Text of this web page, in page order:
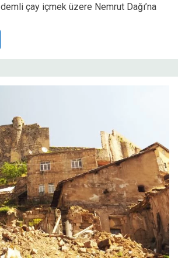
çay içmek üzere Nemrut Dağı’na